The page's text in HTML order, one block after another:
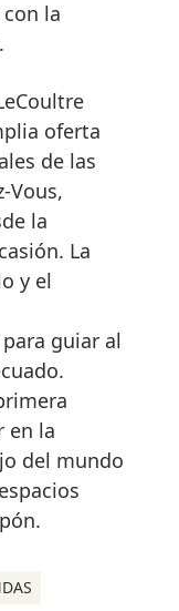
la
oferta
de las
Vous,
la
La
y el
guiar al
en la
del mundo